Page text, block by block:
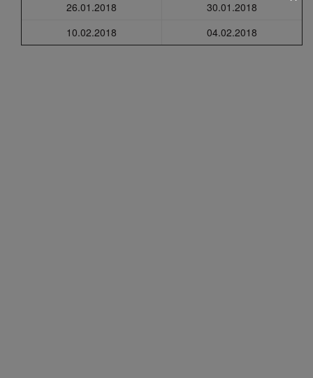
26.01.2018
30.01.2018
10.02.2018
04.02.2018